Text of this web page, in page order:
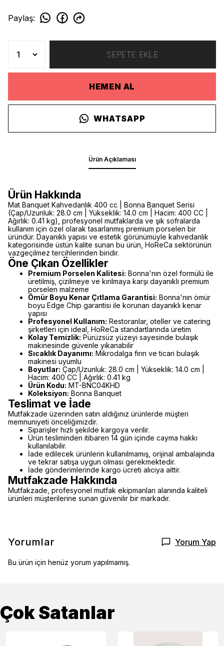
Paylaş:
SEPETE EKLE
HEMEN AL
WHATSAPP
Ürün Açıklaması
Ürün Hakkında
Mat Banquet Kahvedanlık 400 cc | Bonna Banquet Serisi
(Çap/Uzunluk: 28.0 cm | Yükseklik: 14.0 cm | Hacim: 400 CC |
Ağırlık: 0.41 kg), profesyonel mutfaklarda ve şık sofralarda
kullanım için özel olarak tasarlanmış premium porselen bir
üründür. Dayanıklı yapısı ve estetik görünümüyle kahvedanlık
kategorisinde üstün kalite sunan bu ürün, HoReCa sektörünün
vazgeçilmez tercihlerinden biridir.
Öne Çıkan Özellikler
Premium Porselen Kalitesi: Bonna'nın özel formülü ile
üretilmiş, çizilmeye ve kırılmaya karşı dayanıklı premium
porselen malzeme
Ömür Boyu Kenar Çıtlama Garantisi: Bonna'nın ömür
boyu Edge Chip garantisi ile korunan dayanıklı kenar
yapısı
Profesyonel Kullanım: Restoranlar, oteller ve catering
şirketleri için ideal, HoReCa standartlarında üretim
Kolay Temizlik: Pürüzsüz yüzeyi sayesinde bulaşık
makinesinde güvenle yıkanabilir
Sıcaklık Dayanımı: Mikrodalga fırın ve ticari bulaşık
makinesi uyumlu
Boyutlar: Çap/Uzunluk: 28.0 cm | Yükseklik: 14.0 cm |
Hacim: 400 CC | Ağırlık: 0.41 kg
Ürün Kodu: MT-BNC04KHD
Koleksiyon: Bonna Banquet
Teslimat ve İade
Mutfakzade üzerinden satın aldığınız ürünlerde müşteri
memnuniyeti önceliğimizdir.
Siparişler hızlı şekilde kargoya verilir.
Ürün tesliminden itibaren 14 gün içinde cayma hakkı
kullanılabilir.
İade edilecek ürünlerin kullanılmamış, orijinal ambalajında
ve tekrar satışa uygun olması gerekmektedir.
İade gönderimlerinde kargo ücreti alıcıya aittir.
Mutfakzade Hakkında
Mutfakzade, profesyonel mutfak ekipmanları alanında kaliteli
ürünleri müşterilerine sunan güvenilir bir markadır.
Yorumlar Yorum Yap
Bu ürün için henüz yorum yapılmamış.
Çok Satanlar